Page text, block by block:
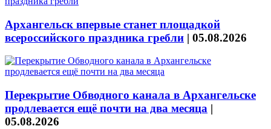
Архангельск впервые станет площадкой
всероссийского праздника гребли | 05.08.2026
Перекрытие Обводного канала в Архангельске
продлевается ещё почти на два месяца |
05.08.2026